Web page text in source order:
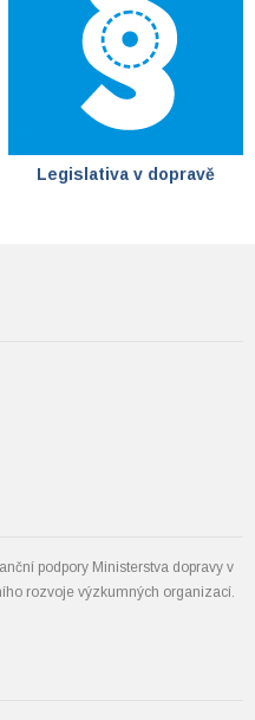
Legislativa v dopravě
podpory Ministerstva dopravy v
rozvoje výzkumných organizací.